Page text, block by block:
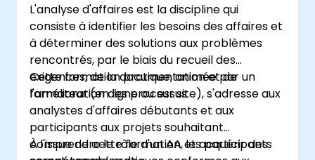
L'analyse d'affaires est la discipline qui
consiste à identifier les besoins des affaires et
à déterminer des solutions aux problèmes
rencontrés, par le biais du recueil des
exigences, de la documentation et de
l'amélioration des processus.
Cette formation pratique, animée par un
formateur (en ligne ou sur site), s'adresse aux
analystes d'affaires débutants et aux
participants aux projets souhaitant
comprendre le rôle d'un AA et acquérir des
À l'issue de cette formation, les participants